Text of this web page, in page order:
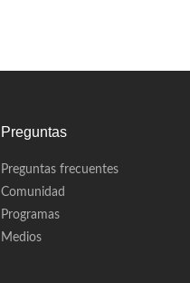
Preguntas
Preguntas frecuentes
Comunidad
Programas
Medios